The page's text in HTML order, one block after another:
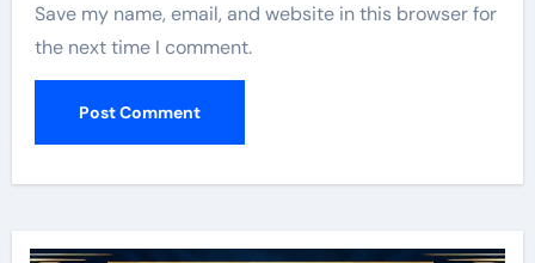
Save my name, email, and website in this browser for
the next time I comment.